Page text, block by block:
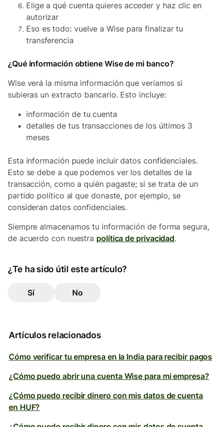
Elige a qué cuenta quieres acceder y haz clic en
autorizar
Eso es todo: vuelve a Wise para finalizar tu
transferencia
¿Qué información obtiene Wise de mi banco?
Wise verá la misma información que veríamos si
subieras un extracto bancario. Esto incluye:
información de tu cuenta
detalles de tus transacciones de los últimos 3
meses
Esta información puede incluir datos confidenciales.
Esto se debe a que podemos ver los detalles de la
transacción, como a quién pagaste; si se trata de un
partido político al que donaste, por ejemplo, se
consideran datos confidenciales.
Siempre almacenamos tu información de forma segura,
de acuerdo con nuestra política de privacidad.
¿Te ha sido útil este artículo?
Sí No
Artículos relacionados
Cómo verificar tu empresa en la India para recibir pagos
¿Cómo puedo abrir una cuenta Wise para mi empresa?
¿Cómo puedo recibir dinero con mis datos de cuenta
en HUF?